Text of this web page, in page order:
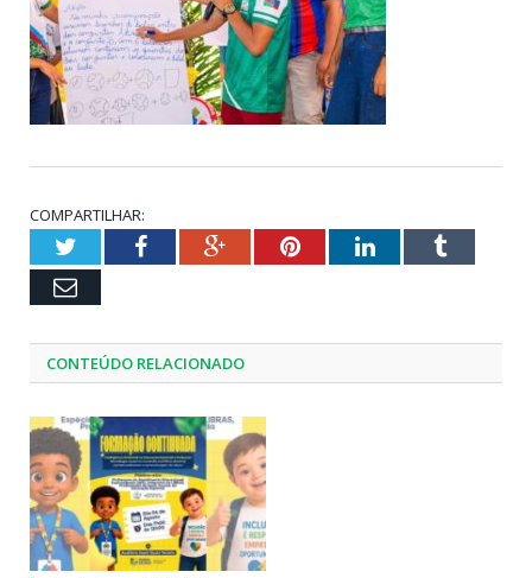
COMPARTILHAR:
TwitterFacebookGoogle+PinterestLinkedInTumblr
Email
CONTEÚDO RELACIONADO